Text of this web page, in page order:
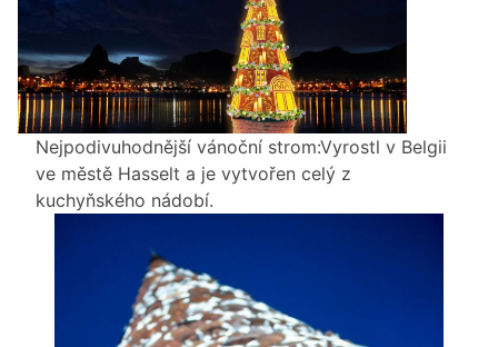
Nejpodivuhodnější vánoční strom:Vyrostl v Belgii
ve městě Hasselt a je vytvořen celý z
kuchyňského nádobí.